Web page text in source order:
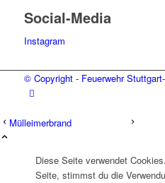
Social-Media
Instagram
© Copyright - Feuerwehr
Mülleimerbrand
Diese Seite verwendet
Seite, stimmst du die